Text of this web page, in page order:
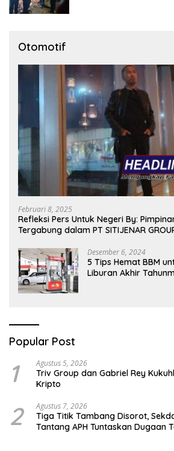
Otomotif
Februari 8, 2025
Refleksi Pers Untuk Negeri By:
Tergabung dalam PT SITIJENAR
Desember 6, 2024
5 Tips Hemat BBM
Liburan Akhir
Popular Post
1 Agustus 5, 2026
Triv Group dan Gabriel Rey
Kripto
2 Agustus 7, 2026
Tiga Titik Tambang Disorot,
Tantang APH Tuntaskan Dugaan